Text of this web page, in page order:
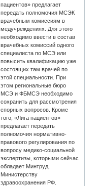
пациентов» предлагает
передать полномочия МСЭК
врачебным комиссиям в
медучреждениях. Для этого
необходимо ввести в состав
врачебных комиссий одного
специалиста по МСЭ или
повысить квалификацию уже
состоящих там врачей по
этой специальности. При
этом региональные бюро
МСЭ и ФБМСЭ необходимо
сохранить для рассмотрения
спорных вопросов. Кроме
того, «Лига пациентов»
предлагает передать
полномочия нормативно-
правового регулирования по
вопросу медико-социальной
экспертизы, которыми сейчас
обладает Минтруд,
Министерству
здравоохранения РФ.